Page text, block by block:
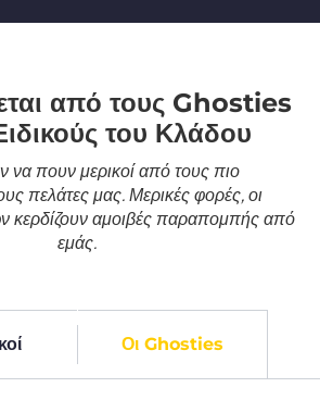
από τους Ghosties
του Κλάδου
να πουν μερικοί από τους πιο
πελάτες μας. Μερικές φορές, οι
κερδίζουν αμοιβές παραπομπής από
εμάς.
Οι Ghosties